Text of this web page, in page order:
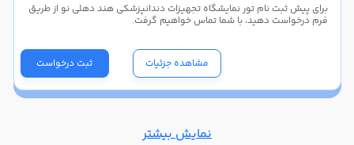
برای پیش ثبت نام تور نمایشگاه تجهیزات دندانپزشکی هند دهلی نو از طریق
فرم درخواست دهید، با شما تماس خواهیم گرفت.
ثبت درخواست مشاهده جزئیات
نمایش بیشتر